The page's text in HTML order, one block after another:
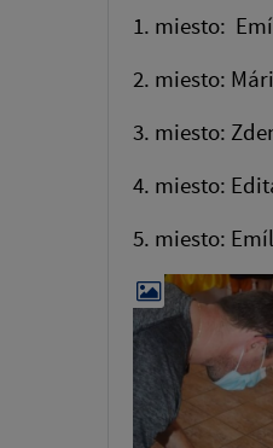
1. miesto:
2. miesto:
3. miesto:
4. miesto:
5. miesto: